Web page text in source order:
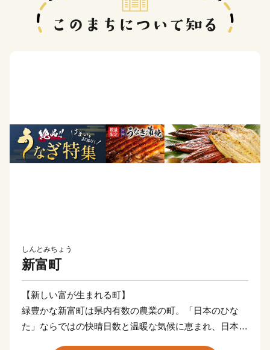
しんとみちょう
新富町
【新しい富が生まれる町】
緑豊かな新富町は県内有数の農業の町。「日本のひな
た」ならではの快晴日数と温暖な気候に恵まれ、日本一